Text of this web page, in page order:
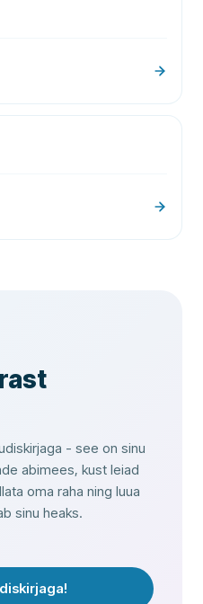
- see on sinu
abimees, kust leiad
oma raha ning luua
sinu heaks.